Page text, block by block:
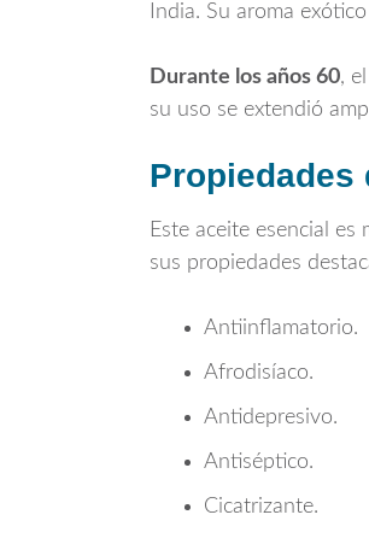
India. Su aroma
Durante los años 60,
su uso se extendió
Propiedades
Este aceite esencial
sus propiedades
Antiinflamatorio.
Afrodisíaco.
Antidepresivo.
Antiséptico.
Cicatrizante.